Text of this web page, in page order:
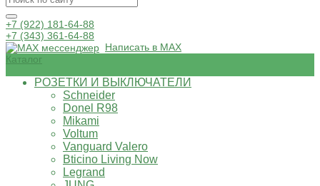
+7 (922) 181-64-88
+7 (343) 361-64-88
Написать в MAX
Каталог
РОЗЕТКИ И ВЫКЛЮЧАТЕЛИ
Schneider
Donel R98
Mikami
Voltum
Vanguard Valero
Bticino Living Now
Legrand